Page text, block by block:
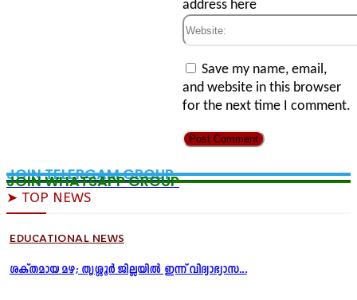
address here
Save my name, email,
and website in this browser
for the next time I comment.
JOIN TELERGAM GROUP
JOIN WHATSAPP GROUP
➤ TOP NEWS
EDUCATIONAL NEWS
ശക്തമായ മഴ; തൃശ്ശൂർ ജില്ലയിൽ ഇന്ന് വിദ്യാഭ്യാസ...